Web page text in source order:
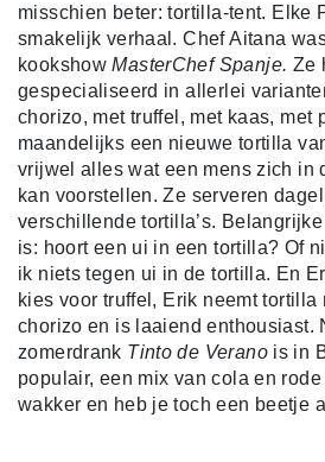
misschien beter: tortilla-tent. Elke
smakelijk verhaal. C hef Aitana
kookshowMasterChef Spanje. Ze
gespecialiseerd in allerlei
chorizo, met truffel, met kaas, met
maandelijks een nieuwe tortilla
vrijwel alles wat een mens zich in
kan voorstellen. Ze serveren
verschillende tortilla’s.
is: hoort een ui in een tortilla? Of
ik niets tegen ui in de tortilla. En
kies voor truffel, Erik neemt tortilla
chorizo en is laaiend enthousiast.
zomerdrank Tinto de Veranois in
populair, een mix van cola en
wakker en heb je toch een beetje